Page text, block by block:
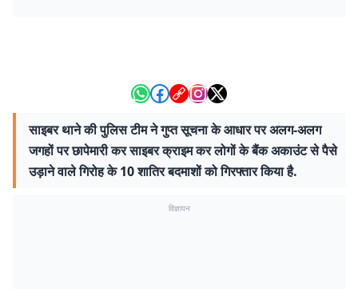
साइबर थाने की पुलिस टीम ने गुप्त सूचना के आधार पर अलग-अलग
जगहों पर छापेमारी कर साइबर क्राइम कर लोगों के बैंक अकाउंट से पैसे
उड़ाने वाले गिरोह के 10 शातिर बदमाशों को गिरफ्तार किया है.
विज्ञापन